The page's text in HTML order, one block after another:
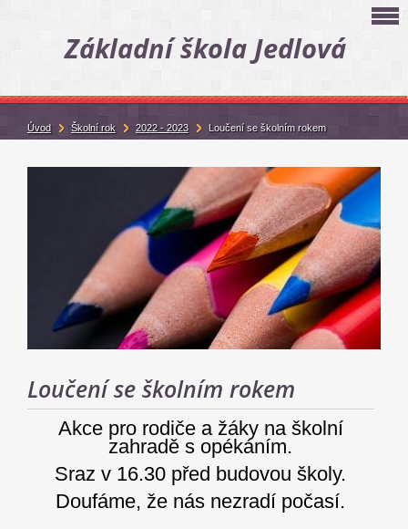
Základní škola Jedlová
Loučení se školním rokem
Akce pro rodiče a žáky na školní
zahradě s opékáním.
Sraz v 16.30 před budovou školy.
Doufáme, že nás nezradí počasí.
Úvod Školní rok 2022 - 2023 Loučení se školním rokem